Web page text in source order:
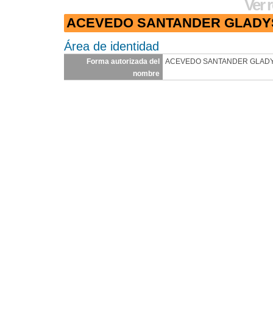
Ver
ACEVEDO SANTANDER
Área de identidad
Forma autorizada del
nombre
ACEVEDO SANTANDER